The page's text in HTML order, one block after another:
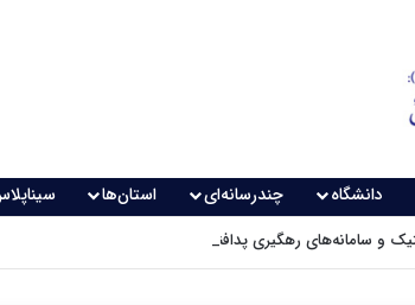
دانشگاه چندرسانه‌ای استان‌ها
و سامانه‌های رهگیری پدافندی چگونه کار می کنند؟